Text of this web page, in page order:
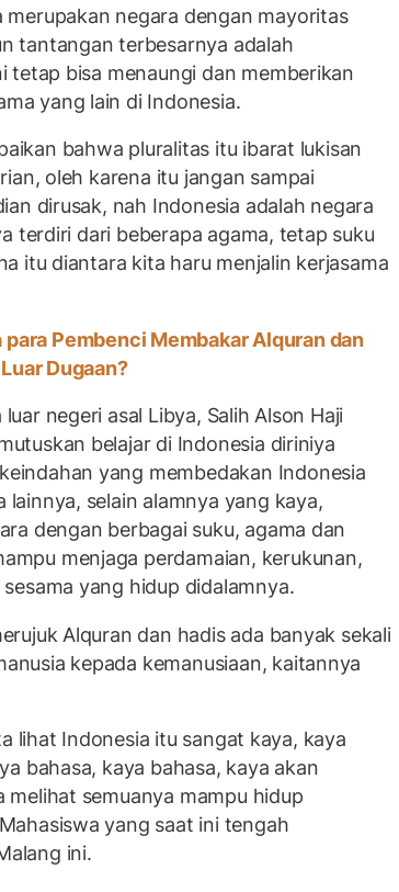
merupakan negara dengan mayoritas
tantangan terbesarnya adalah
tetap bisa menaungi dan memberikan
yang lain di Indonesia.
bahwa pluralitas itu ibarat lukisan
oleh karena itu jangan sampai
dirusak, nah Indonesia adalah negara
terdiri dari beberapa agama, tetap suku
itu diantara kita haru menjalin kerjasama
para Pembenci Membakar Alquran dan
Dugaan?
negeri asal Libya, Salih Alson Haji
belajar di Indonesia diriniya
yang membedakan Indonesia
lainnya, selain alamnya yang kaya,
dengan berbagai suku, agama dan
menjaga perdamaian, kerukunan,
yang hidup didalamnya.
Alquran dan hadis ada banyak sekali
kepada kemanusiaan, kaitannya
lihat Indonesia itu sangat kaya, kaya
bahasa, kaya bahasa, kaya akan
melihat semuanya mampu hidup
yang saat ini tengah
ini.